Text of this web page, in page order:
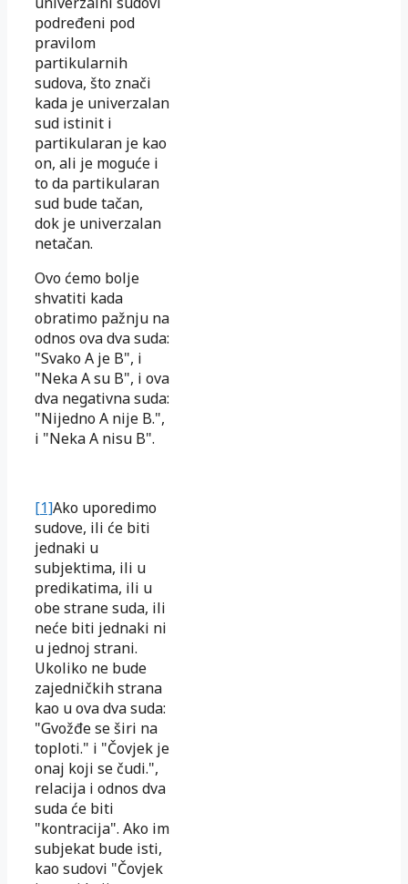
podređeni pod
pravilom
partikularnih
sudova, što znači
kada je univerzalan
sud istinit i
partikularan je kao
on, ali je moguće i
to da partikularan
sud bude tačan,
dok je univerzalan
netačan.
Ovo ćemo bolje
shvatiti kada
obratimo pažnju na
odnos ova dva suda:
"Svako A je B", i
"Neka A su B", i ova
dva negativna suda:
"Nijedno A nije B.",
i "Neka A nisu B".
[1]Ako uporedimo
sudove, ili će biti
jednaki u
subjektima, ili u
predikatima, ili u
obe strane suda, ili
neće biti jednaki ni
u jednoj strani.
Ukoliko ne bude
zajedničkih strana
kao u ova dva suda:
"Gvožđe se širi na
toploti." i "Čovjek je
onaj koji se čudi.",
relacija i odnos dva
suda će biti
"kontracija". Ako im
subjekat bude isti,
kao sudovi "Čovjek